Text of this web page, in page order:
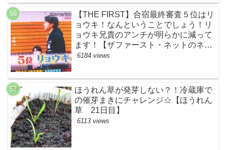
【THE FIRST】合宿最終審査５位はリ
ョウキ！なんということでしょう！リ
ョウキ兄貴のアンチが明らかに減って
ます！【ザファースト・ネットのネタ
バレ考察まとめ感想・スッキリ・
6184 views
ほうれん草が発芽しない？！冷蔵庫で
の催芽まきにチャレンジ☆【ほうれん
草 21日目】
6113 views